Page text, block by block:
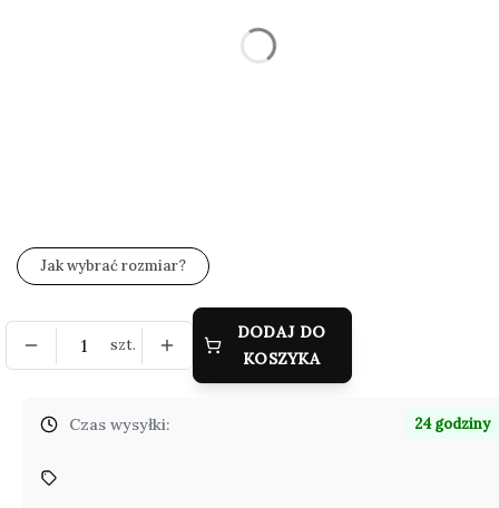
Jak wybrać rozmiar?
szt.
DODAJ DO
KOSZYKA
Czas wysyłki: 24 godziny